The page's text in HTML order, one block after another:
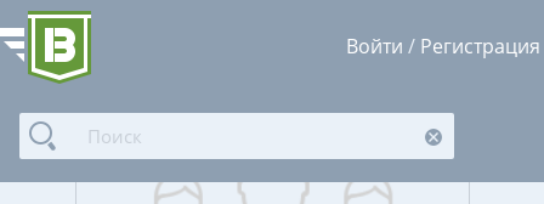
Войти / Регистрация